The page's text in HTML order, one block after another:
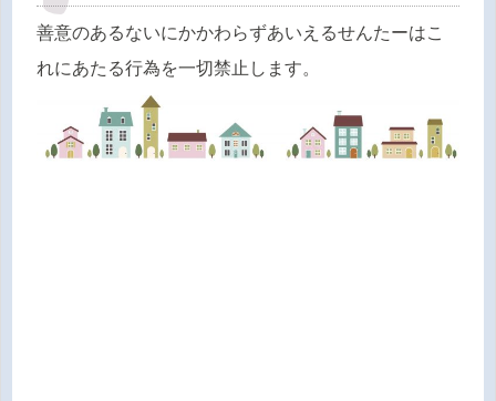
善意のあるないにかかわらずあいえるせんたーはこ
れにあたる行為を一切禁止します。